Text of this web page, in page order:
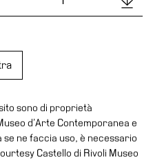
sono di proprietà
d’Arte Contemporanea e
ne faccia uso, è necessario
Castello di Rivoli Museo